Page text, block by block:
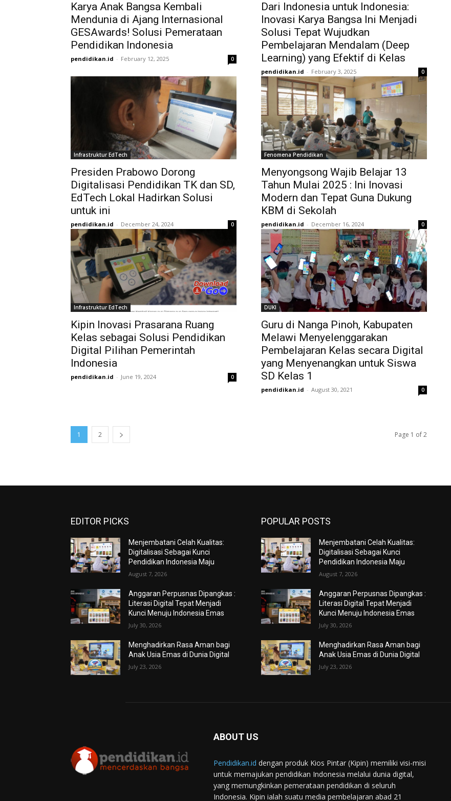
Karya Anak Bangsa Kembali
Mendunia di Ajang Internasional
GESAwards! Solusi Pemerataan
Pendidikan Indonesia
pendidikan.id - February 12, 2025 0
Dari Indonesia untuk Indonesia:
Inovasi Karya Bangsa Ini Menjadi
Solusi Tepat Wujudkan
Pembelajaran Mendalam (Deep
Learning) yang Efektif di Kelas
pendidikan.id - February 3, 2025 0
Infrastruktur EdTech
Presiden Prabowo Dorong
Digitalisasi Pendidikan TK dan SD,
EdTech Lokal Hadirkan Solusi
untuk ini
pendidikan.id - December 24, 2024 0
Fenomena Pendidikan
Menyongsong Wajib Belajar 13
Tahun Mulai 2025 : Ini Inovasi
Modern dan Tepat Guna Dukung
KBM di Sekolah
pendidikan.id - December 16, 2024 0
Infrastruktur EdTech
Kipin Inovasi Prasarana Ruang
Kelas sebagai Solusi Pendidikan
Digital Pilihan Pemerintah
Indonesia
pendidikan.id - June 19, 2024 0
DUKI
Guru di Nanga Pinoh, Kabupaten
Melawi Menyelenggarakan
Pembelajaran Kelas secara Digital
yang Menyenangkan untuk Siswa
SD Kelas 1
pendidikan.id - August 30, 2021 0
1 2 Page 1 of 2
EDITOR PICKS
Menjembatani Celah Kualitas:
Digitalisasi Sebagai Kunci
Pendidikan Indonesia Maju
August 7, 2026
Anggaran Perpusnas Dipangkas :
Literasi Digital Tepat Menjadi
Kunci Menuju Indonesia Emas
July 30, 2026
Menghadirkan Rasa Aman bagi
Anak Usia Emas di Dunia Digital
July 23, 2026
POPULAR POSTS
Menjembatani Celah Kualitas:
Digitalisasi Sebagai Kunci
Pendidikan Indonesia Maju
August 7, 2026
Anggaran Perpusnas Dipangkas :
Literasi Digital Tepat Menjadi
Kunci Menuju Indonesia Emas
July 30, 2026
Menghadirkan Rasa Aman bagi
Anak Usia Emas di Dunia Digital
July 23, 2026
ABOUT US
Pendidikan.id dengan produk Kios Pintar (Kipin) memiliki visi-misi
untuk memajukan pendidikan Indonesia melalui dunia digital,
yang memungkinkan pemerataan pendidikan di seluruh
Indonesia. Kipin ialah suatu media pembelajaran abad 21